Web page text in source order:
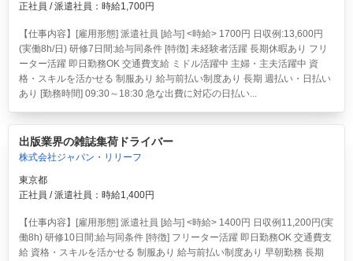
正社員 / 派遣社員：時給1,700円
【仕事内容】[雇用形態] 派遣社員 [給与] <時給> 1700円 日収例:13,600円
(実働8h/日) 研修7日間:給与同条件 [特徴] 未経験者活躍 長期休暇あり フリ
ーター活躍 即日勤務OK 交通費支給 ミドル活躍中 主婦・主夫活躍中 資
格・スキルを活かせる 制服あり 給与前払い制度あり 長期 週払い・日払い
あり [勤務時間] 09:30～18:30 急な出費に対応の日払い...
出版業界の雑誌集荷ドライバー
株式会社ジャパン・リリーフ
東京都
正社員 / 派遣社員：時給1,400円
【仕事内容】[雇用形態] 派遣社員 [給与] <時給> 1400円 日収例11,200円(実
働8h) 研修10日間:給与同条件 [特徴] フリーター活躍 即日勤務OK 交通費支
給 資格・スキルを活かせる 制服あり 給与前払い制度あり 早朝勤務 長期